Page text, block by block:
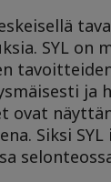
SYL on
ja
ovat
Siksi